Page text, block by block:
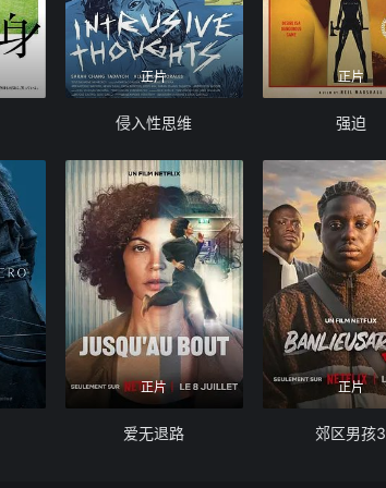
正片
侵入性思维
正片
强迫
正片
爱无退路
正片
郊区男孩3